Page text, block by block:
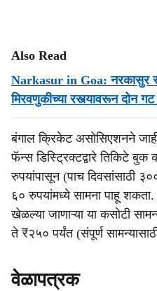
Also Read
Narkasur in Goa: नरकासुर
मिरवणुकीच्या रस्त्यावरून दोन गट
बंगाल क्रिकेट असोसिएशनने
फॅन्स डिस्ट्रिक्टद्वारे तिकिटे
रुपयांपासून (पाच दिवसांसाठी
६० रुपयांमध्ये सामना पाहू
खेळल्या जाणाऱ्या या कसोटी
ते ₹२५० पर्यंत (संपूर्ण
वेळापत्रक